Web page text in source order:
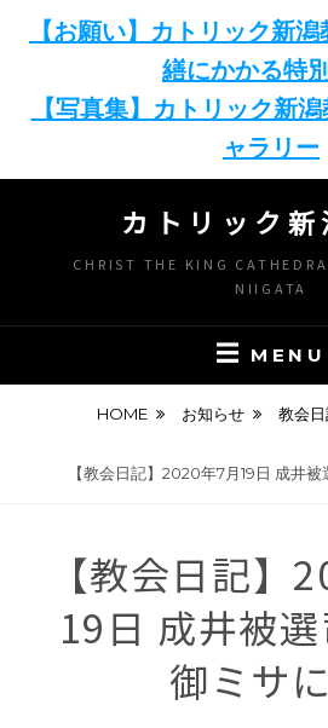
【お願い】カトリック新
繕にかかる特
【写真集】カトリック新
ャラリー
カトリック新
CHRIST THE KING
NIIGATA
MENU
HOME お知らせ 教会
【教会日記】2020年7月19日 成井被
【教会日記】
19日 成井被
御ミサ